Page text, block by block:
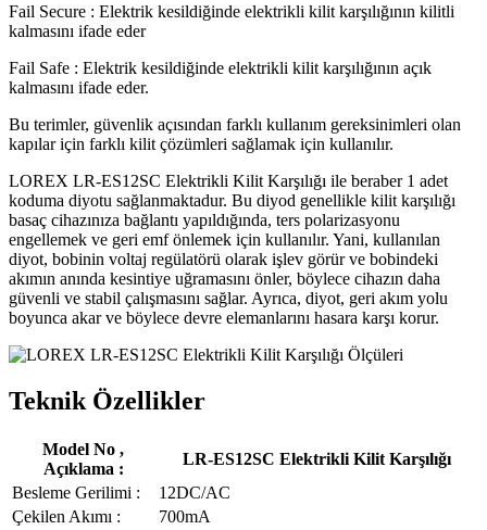
Fail Secure : Elektrik kesildiğinde elektrikli kilit karşılığının kilitli
kalmasını ifade eder
Fail Safe : Elektrik kesildiğinde elektrikli kilit karşılığının açık
kalmasını ifade eder.
Bu terimler, güvenlik açısından farklı kullanım gereksinimleri olan
kapılar için farklı kilit çözümleri sağlamak için kullanılır.
LOREX LR-ES12SC Elektrikli Kilit Karşılığı ile beraber 1 adet
koduma diyotu sağlanmaktadur. Bu diyod genellikle kilit karşılığı
basaç cihazınıza bağlantı yapıldığında, ters polarizasyonu
engellemek ve geri emf önlemek için kullanılır. Yani, kullanılan
diyot, bobinin voltaj regülatörü olarak işlev görür ve bobindeki
akımın anında kesintiye uğramasını önler, böylece cihazın daha
güvenli ve stabil çalışmasını sağlar. Ayrıca, diyot, geri akım yolu
boyunca akar ve böylece devre elemanlarını hasara karşı korur.
Teknik Özellikler
Model No ,
Açıklama :
LR-ES12SC Elektrikli Kilit Karşılığı
Besleme Gerilimi :
12DC/AC
Çekilen Akımı :
700mA